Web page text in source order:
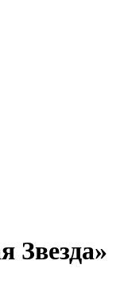
Звезда»